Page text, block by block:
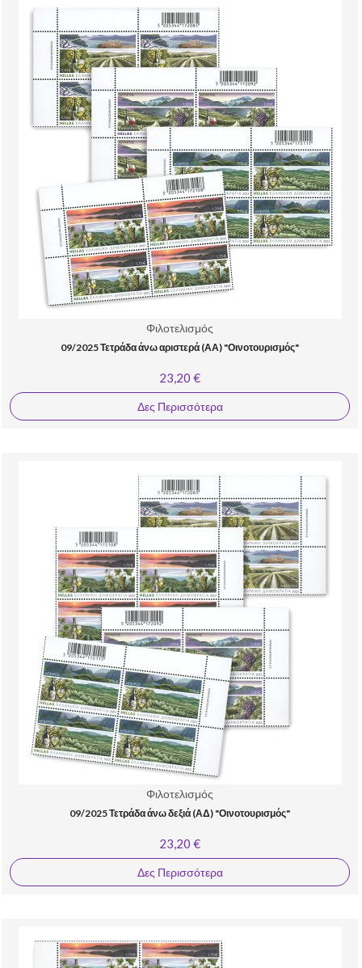
Φιλοτελισμός
09/2025 Τετράδα άνω αριστερά (ΑΑ) "Οινοτουρισμός"
23,20 €
Δες Περισσότερα
Φιλοτελισμός
09/2025 Τετράδα άνω δεξιά (ΑΔ) "Οινοτουρισμός"
23,20 €
Δες Περισσότερα